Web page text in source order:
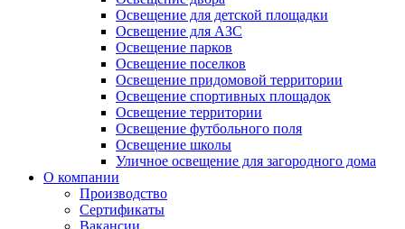
Освещение для детской площадки
Освещение для АЗС
Освещение парков
Освещение поселков
Освещение придомовой территории
Освещение спортивных площадок
Освещение территории
Освещение футбольного поля
Освещение школы
Уличное освещение для загородного дома
О компании
Производство
Сертификаты
Вакансии